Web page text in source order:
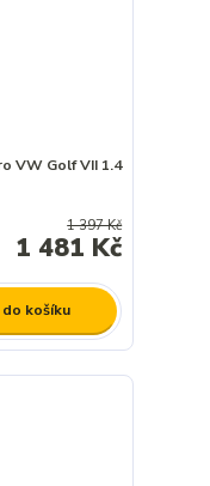
VW Golf VII 1.4
1 397 Kč
1 481 Kč
košíku